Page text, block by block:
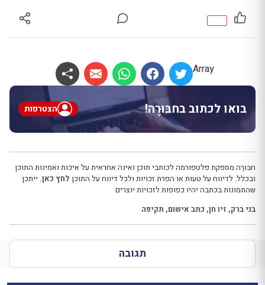
Array
בואו לכתוב בחבּוּרֶה! הצטרפות
חבּוּרֶה מספקת פלטפורמה לכותבי תוכן ואינה אחראית על איכות ואמינות התוכן
ובכלל. לדיווח על טעות או הפרת זכויות ולכל דיווח על התוכן לחץ כאן. ייתכן
שהתמונות בכתבה יהיו כפופות לזכויות יוצרים
בני ברק, זיו חן, כתב אישום, תקיפה
תגובה